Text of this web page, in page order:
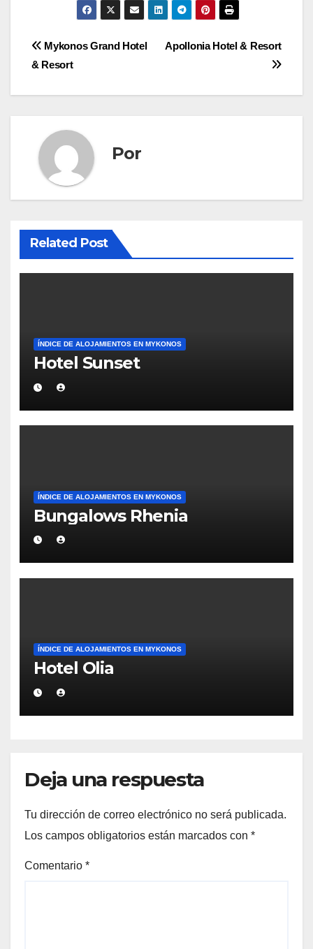
Navegación
Apollonia Hotel & Resort
Mykonos Grand Hotel
& Resort
Por
Related Post
ÍNDICE DE ALOJAMIENTOS EN MYKONOS
Hotel Sunset
ÍNDICE DE ALOJAMIENTOS EN MYKONOS
Bungalows Rhenia
ÍNDICE DE ALOJAMIENTOS EN MYKONOS
Hotel Olia
Deja una respuesta
Tu dirección de correo electrónico no será publicada.
Los campos obligatorios están marcados con *
Comentario *